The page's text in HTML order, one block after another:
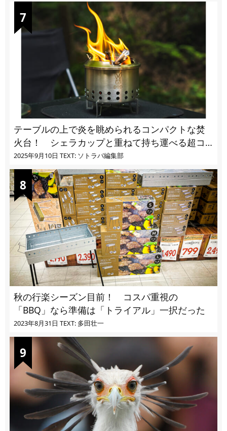
テーブルの上で炎を眺められるコンパクトな焚
火台！ シェラカップと重ねて持ち運べる超コ
ンパクト収納
2025年9月10日 TEXT: ソトラバ編集部
秋の行楽シーズン目前！ コスパ重視の
「BBQ」なら準備は「トライアル」一択だった
2023年8月31日 TEXT: 多田壮一